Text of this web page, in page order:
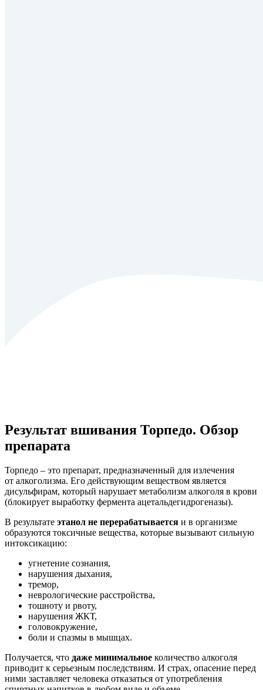
Результат вшивания Торпедо. Обзор
препарата
Торпедо – это препарат, предназначенный для излечения
от алкоголизма. Его действующим веществом является
дисульфирам, который нарушает метаболизм алкоголя в крови
(блокирует выработку фермента ацетальдегидрогеназы).
В результате этанол не перерабатывается и в организме
образуются токсичные вещества, которые вызывают сильную
интоксикацию:
угнетение сознания,
нарушения дыхания,
тремор,
неврологические расстройства,
тошноту и рвоту,
нарушения ЖКТ,
головокружение,
боли и спазмы в мышцах.
Получается, что даже минимальное количество алкоголя
приводит к серьезным последствиям. И страх, опасение перед
ними заставляет человека отказаться от употребления